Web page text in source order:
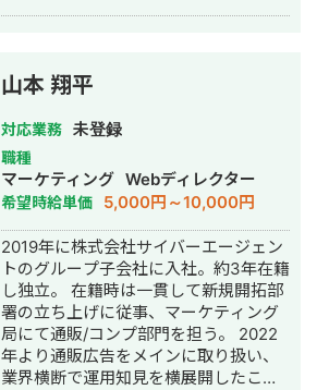
る。 好きな言葉は「先義後利」
山本 翔平
対応業務 未登録
職種
マーケティング Webディレクター
希望時給単価 5,000円～10,000円
2019年に株式会社サイバーエージェン
トのグループ子会社に入社。約3年在籍
し独立。 在籍時は一貫して新規開拓部
署の立ち上げに従事、マーケティング
局にて通販/コンプ部門を担う。 2022
年より通販広告をメインに取り扱い、
業界横断で運用知見を横展開したこと